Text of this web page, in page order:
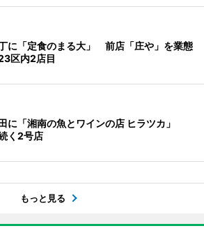
に「定食のまる大」 前店「庄や」を業態
区内2店目
に「湘南の魚とワインの店 ヒラツカ」
く2号店
もっと見る